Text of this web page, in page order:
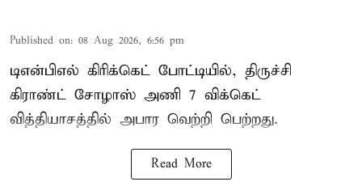
Published on: 08 Aug 2026, 6:56 pm
டிஎன்பிஎல் கிரிக்கெட் போட்டியில், திருச்சி
கிராண்ட் சோழாஸ் அணி 7 விக்கெட்
வித்தியாசத்தில் அபார வெற்றி பெற்றது.
Read More